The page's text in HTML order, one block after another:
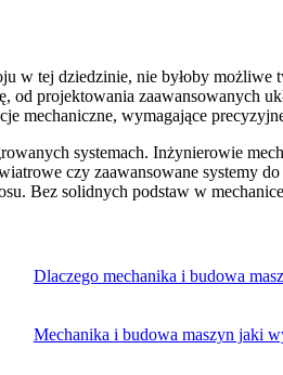
w tej dziedzinie, nie byłoby
od projektowania zaawansowanych
mechaniczne, wymagające
systemach. Inżynierowie
czy zaawansowane systemy
Bez solidnych podstaw w
Dlaczego mechanika i budowa
Mechanika i budowa maszyn jaki